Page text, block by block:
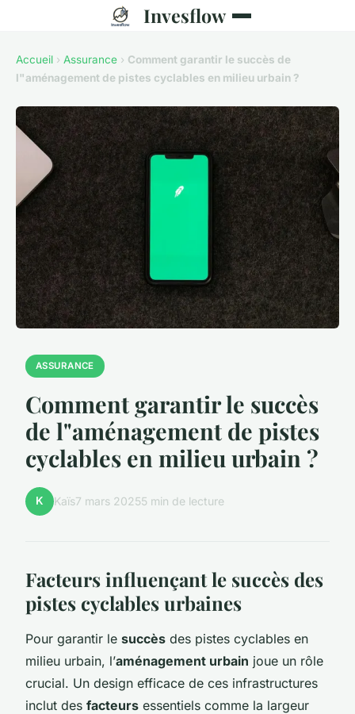
Invesflow
Accueil › Assurance › Comment garantir le succès de
l"aménagement de pistes cyclables en milieu urbain ?
ASSURANCE
Comment garantir le succès
de l"aménagement de pistes
cyclables en milieu urbain ?
K Kaïs7 mars 20255 min de lecture
Facteurs influençant le succès des
pistes cyclables urbaines
Pour garantir le succès des pistes cyclables en
milieu urbain, l’aménagement urbain joue un rôle
crucial. Un design efficace de ces infrastructures
inclut des facteurs essentiels comme la largeur